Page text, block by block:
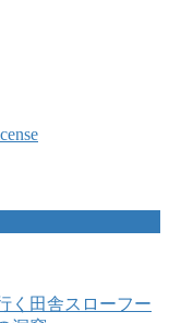
く田舎スローフー